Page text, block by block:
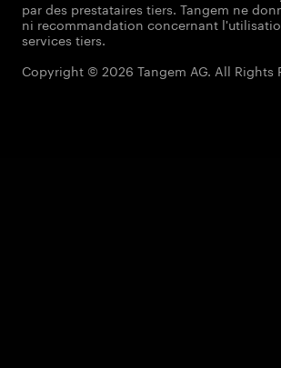
par des prestataires tiers. Tangem ne
ni recommandation concernant
services tiers.